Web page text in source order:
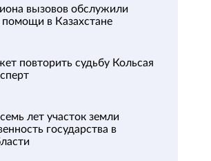
вызовов обслужили
в Казахстане
повторить судьбу Кольсая
лет участок земли
государства в